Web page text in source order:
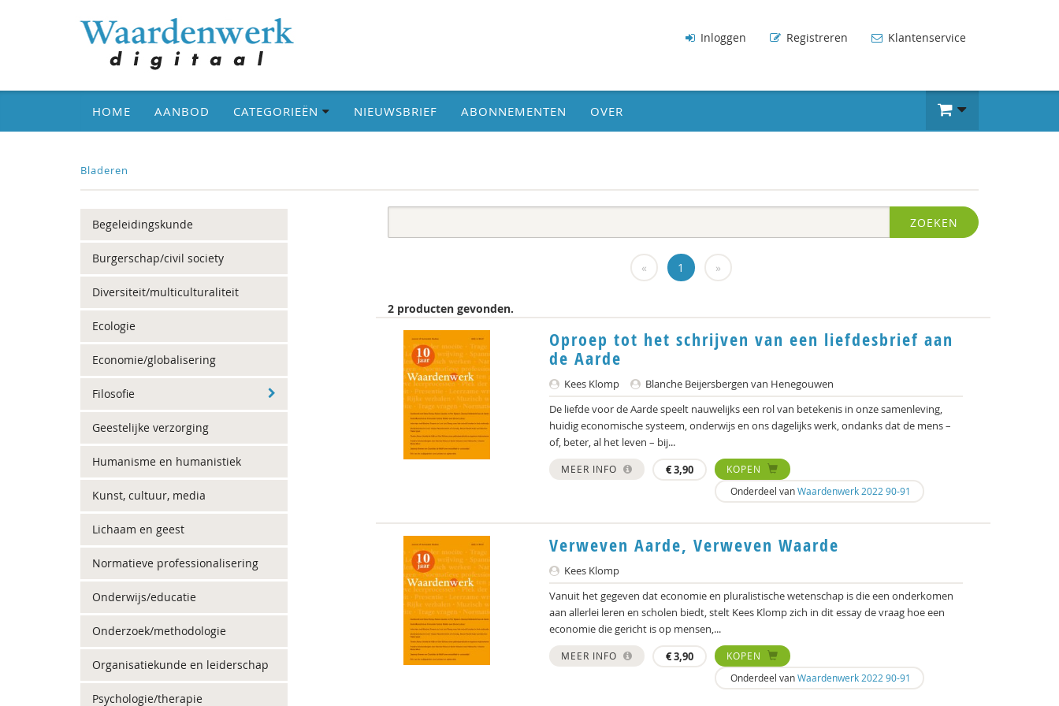
Inloggen Registreren Klantenservice
HOME AANBOD CATEGORIEËN NIEUWSBRIEF ABONNEMENTEN OVER
Bladeren
Begeleidingskunde
Burgerschap/civil society
Diversiteit/multiculturaliteit
Ecologie
Economie/globalisering
Filosofie
Geestelijke verzorging
Humanisme en humanistiek
Kunst, cultuur, media
Lichaam en geest
Normatieve professionalisering
Onderwijs/educatie
Onderzoek/methodologie
Organisatiekunde en leiderschap
Psychologie/therapie
ZOEKEN
« 1 »
2 producten gevonden.
Oproep tot het schrijven van een liefdesbrief aan
de Aarde
Kees Klomp
Blanche Beijersbergen van Henegouwen
De liefde voor de Aarde speelt nauwelijks een rol van betekenis in onze samenleving,
huidig economische systeem, onderwijs en ons dagelijks werk, ondanks dat de mens –
of, beter, al het leven – bij...
MEER INFO €3,90
KOPEN
Onderdeel vanWaardenwerk 2022 90-91
Verweven Aarde, Verweven Waarde
Kees Klomp
Vanuit het gegeven dat economie en pluralistische wetenschap is die een onderkomen
aan allerlei leren en scholen biedt, stelt Kees Klomp zich in dit essay de vraag hoe een
economie die gericht is op mensen,...
MEER INFO €3,90
KOPEN
Onderdeel vanWaardenwerk 2022 90-91